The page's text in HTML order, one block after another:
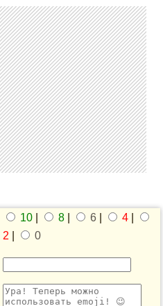
10 8 6 4
2
0